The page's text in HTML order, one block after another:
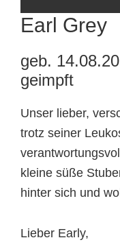
Earl Grey
geb.
geimpft
Unser lieber,
trotz seiner
kleine süße
hinter sich und
Lieber Early,